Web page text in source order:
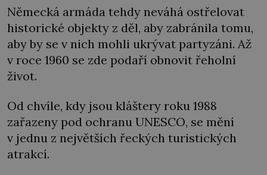
Německá armáda tehdy neváhá ostřelovat
historické objekty z děl, aby zabránila tomu,
aby by se v nich mohli ukrývat partyzáni. Až
v roce 1960 se zde podaří obnovit řeholní
život.
Od chvíle, kdy jsou kláštery roku 1988
zařazeny pod ochranu UNESCO, se mění
v jednu z největších řeckých turistických
atrakcí.